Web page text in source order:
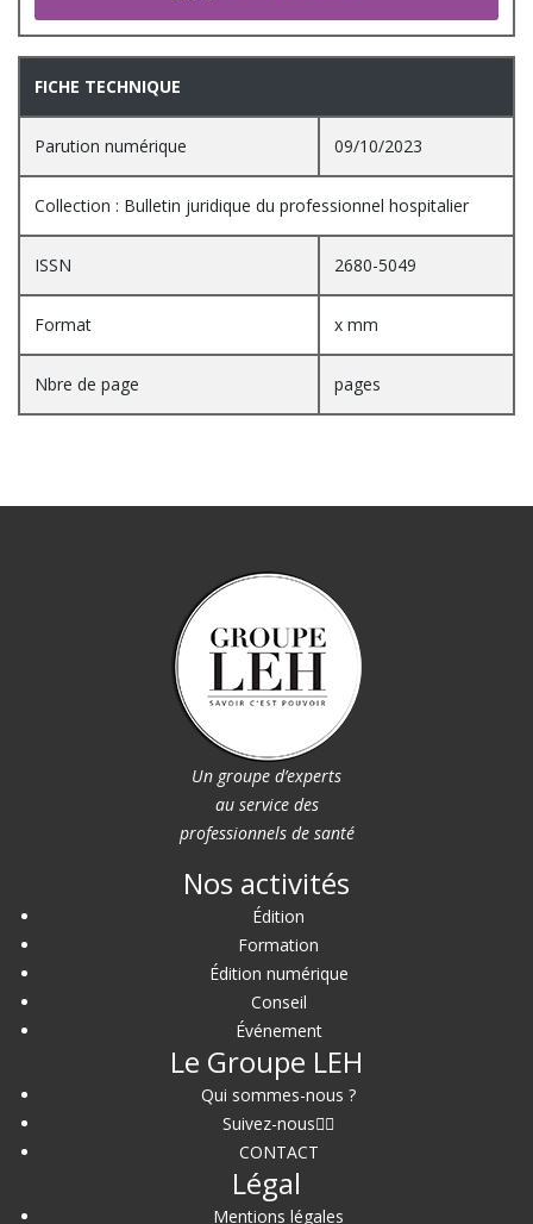
FICHE TECHNIQUE
Parution numérique 09/10/2023
Collection : Bulletin juridique du professionnel hospitalier
ISSN 2680-5049
Format x mm
Nbre de page pages
Un groupe d’experts
au service des
professionnels de santé
Nos activités
Édition
Formation
Édition numérique
Conseil
Événement
Le Groupe LEH
Qui sommes-nous ?
Suivez-nous
CONTACT
Légal
Mentions légales